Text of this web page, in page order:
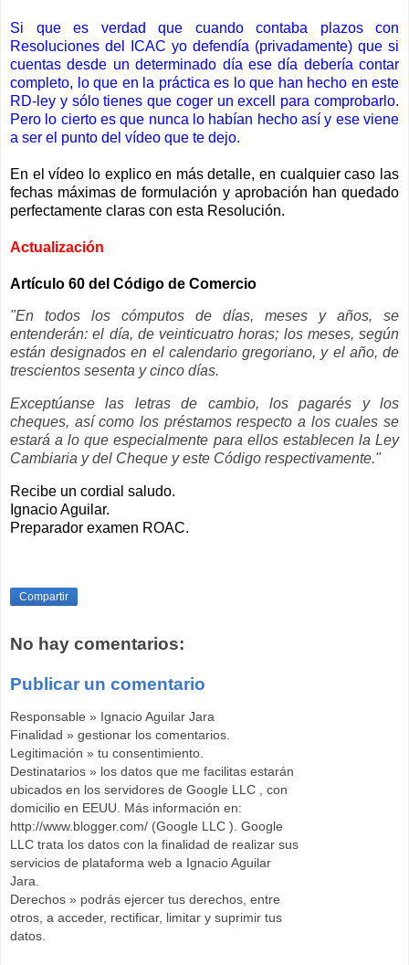
Si que es verdad que cuando contaba plazos con
Resoluciones del ICAC yo defendía (privadamente) que si
cuentas desde un determinado día ese día debería contar
completo, lo que en la práctica es lo que han hecho en este
RD-ley y sólo tienes que coger un excell para comprobarlo.
Pero lo cierto es que nunca lo habían hecho así y ese viene
a ser el punto del vídeo que te dejo.
En el vídeo lo explico en más detalle, en cualquier caso las
fechas máximas de formulación y aprobación han quedado
perfectamente claras con esta Resolución.
Actualización
Artículo 60 del Código de Comercio
"En todos los cómputos de días, meses y años, se
entenderán: el día, de veinticuatro horas; los meses, según
están designados en el calendario gregoriano, y el año, de
trescientos sesenta y cinco días.
Exceptúanse las letras de cambio, los pagarés y los
cheques, así como los préstamos respecto a los cuales se
estará a lo que especialmente para ellos establecen la Ley
Cambiaria y del Cheque y este Código respectivamente."
Recibe un cordial saludo.
Ignacio Aguilar.
Preparador examen ROAC.
Compartir
No hay comentarios:
Publicar un comentario
Responsable » Ignacio Aguilar Jara
Finalidad » gestionar los comentarios.
Legitimación » tu consentimiento.
Destinatarios » los datos que me facilitas estarán
ubicados en los servidores de Google LLC , con
domicilio en EEUU. Más información en:
http://www.blogger.com/ (Google LLC ). Google
LLC trata los datos con la finalidad de realizar sus
servicios de plataforma web a Ignacio Aguilar
Jara.
Derechos » podrás ejercer tus derechos, entre
otros, a acceder, rectificar, limitar y suprimir tus
datos.